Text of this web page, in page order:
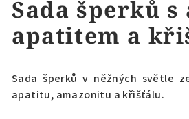
Sada šperků
apatitem a
Sada šperků v něžných světle
apatitu, amazonitu a křišťálu.